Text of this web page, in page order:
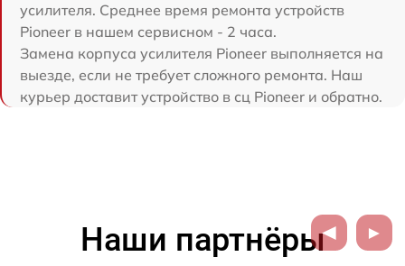
усилителя. Среднее время ремонта устройств
Pioneer в нашем сервисном - 2 часа.
Замена корпуса усилителя Pioneer выполняется на
выезде, если не требует сложного ремонта. Наш
курьер доставит устройство в сц Pioneer и обратно.
Наши партнёры